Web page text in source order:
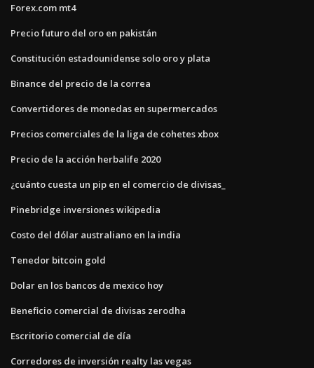
Forex.com mt4
Precio futuro del oro en pakistán
Constitución estadounidense solo oro y plata
Binance del precio de la correa
Convertidores de monedas en supermercados
Precios comerciales de la liga de cohetes xbox
Precio de la acción herbalife 2020
¿cuánto cuesta un pip en el comercio de divisas_
Pinebridge inversiones wikipedia
Costo del dólar australiano en la india
Tenedor bitcoin gold
Dolar en los bancos de mexico hoy
Beneficio comercial de divisas zerodha
Escritorio comercial de día
Corredores de inversión realty las vegas